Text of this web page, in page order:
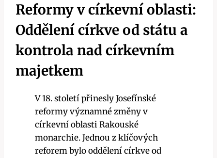
Reformy v církevní oblasti:
Oddělení církve od státu a
kontrola nad církevním
majetkem
V 18. století přinesly Josefínské
reformy významné změny v
církevní oblasti Rakouské
monarchie. Jednou z klíčových
reforem bylo oddělení církve od